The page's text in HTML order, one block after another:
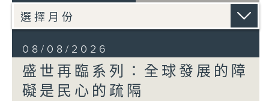
08/08/2026
盛世再臨系列：全球發展的障
礙是民心的疏隔